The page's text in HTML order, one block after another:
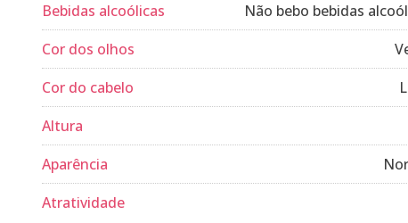
Bebidas alcoólicas
Não bebo bebidas
Cor dos olhos
Cor do cabelo
Altura
Aparência
Atratividade